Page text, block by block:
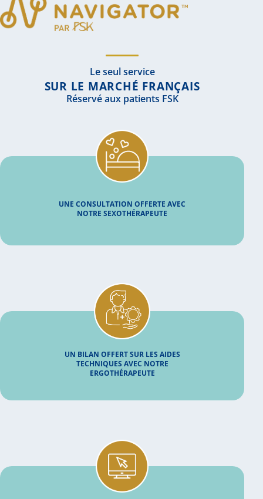
Le seul service
SUR LE MARCHÉ FRANÇAIS
Réservé aux patients FSK
UNE CONSULTATION OFFERTE AVEC
NOTRE SEXOTHÉRAPEUTE
UN BILAN OFFERT SUR LES AIDES
TECHNIQUES AVEC NOTRE
ERGOTHÉRAPEUTE